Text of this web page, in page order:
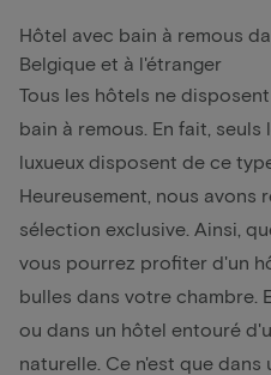
Hôtel avec bain à remous
Belgique et à l'étranger
Tous les hôtels ne
bain à remous. En fait,
luxueux disposent de ce
Heureusement, nous avons
sélection exclusive. Ainsi,
vous pourrez profiter d'un
bulles dans votre chambre.
ou dans un hôtel entouré
naturelle. Ce n'est que dans